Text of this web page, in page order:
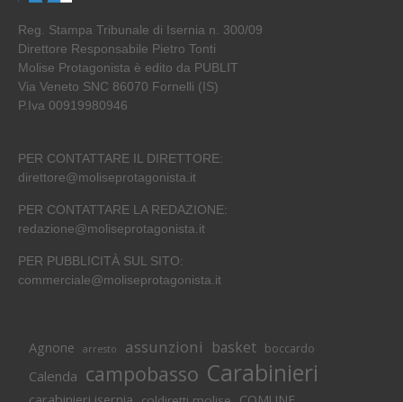
Reg. Stampa Tribunale di Isernia n. 300/09
Direttore Responsabile Pietro Tonti
Molise Protagonista è edito da PUBLIT
Via Veneto SNC 86070 Fornelli (IS)
P.Iva 00919980946
PER CONTATTARE IL DIRETTORE:
direttore@moliseprotagonista.it
PER CONTATTARE LA REDAZIONE:
redazione@moliseprotagonista.it
PER PUBBLICITÀ SUL SITO:
commerciale@moliseprotagonista.it
Agnone arresto assunzioni basket boccardo
Calenda campobasso Carabinieri